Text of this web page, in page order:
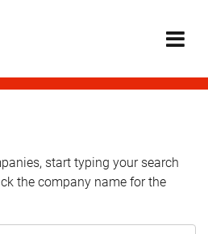
start typing your search
the company name for the